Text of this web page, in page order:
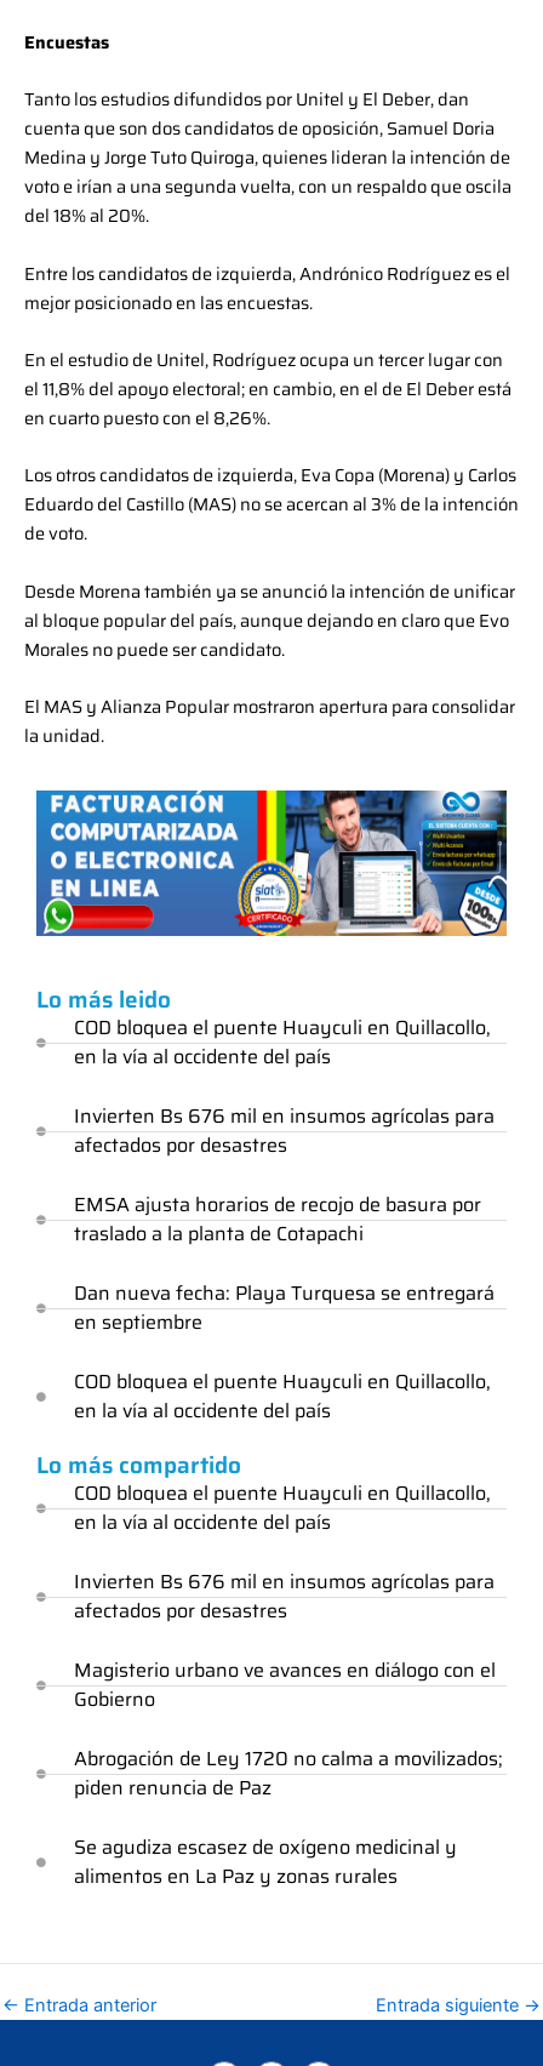
Encuestas
Tanto los estudios difundidos por Unitel y El Deber, dan
cuenta que son dos candidatos de oposición, Samuel Doria
Medina y Jorge Tuto Quiroga, quienes lideran la intención de
voto e irían a una segunda vuelta, con un respaldo que oscila
del 18% al 20%.
Entre los candidatos de izquierda, Andrónico Rodríguez es el
mejor posicionado en las encuestas.
En el estudio de Unitel, Rodríguez ocupa un tercer lugar con
el 11,8% del apoyo electoral; en cambio, en el de El Deber está
en cuarto puesto con el 8,26%.
Los otros candidatos de izquierda, Eva Copa (Morena) y Carlos
Eduardo del Castillo (MAS) no se acercan al 3% de la intención
de voto.
Desde Morena también ya se anunció la intención de unificar
al bloque popular del país, aunque dejando en claro que Evo
Morales no puede ser candidato.
El MAS y Alianza Popular mostraron apertura para consolidar
la unidad.
Lo más leido
COD bloquea el puente Huayculi en Quillacollo,
en la vía al occidente del país
Invierten Bs 676 mil en insumos agrícolas para
afectados por desastres
EMSA ajusta horarios de recojo de basura por
traslado a la planta de Cotapachi
Dan nueva fecha: Playa Turquesa se entregará
en septiembre
COD bloquea el puente Huayculi en Quillacollo,
en la vía al occidente del país
Lo más compartido
COD bloquea el puente Huayculi en Quillacollo,
en la vía al occidente del país
Invierten Bs 676 mil en insumos agrícolas para
afectados por desastres
Magisterio urbano ve avances en diálogo con el
Gobierno
Abrogación de Ley 1720 no calma a movilizados;
piden renuncia de Paz
Se agudiza escasez de oxígeno medicinal y
alimentos en La Paz y zonas rurales
← Entrada anterior Entrada siguiente →